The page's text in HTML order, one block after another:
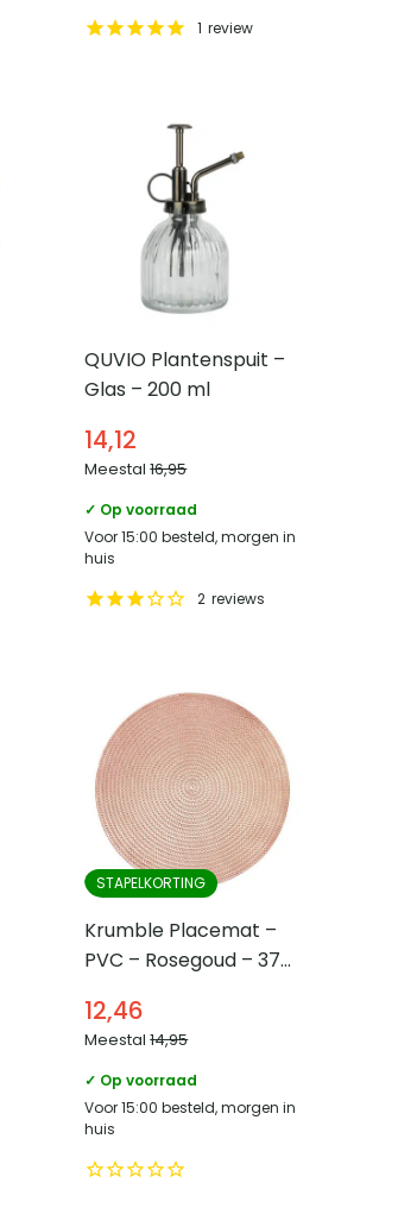
1 review
QUVIO Plantenspuit –
Glas – 200 ml
14,12
Meestal16,95
✓ Op voorraad
Voor 15:00 besteld, morgen in
huis
2 reviews
STAPELKORTING
Krumble Placemat –
PVC – Rosegoud – 37
12,46
Meestal14,95
✓ Op voorraad
Voor 15:00 besteld, morgen in
huis